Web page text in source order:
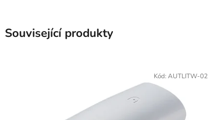
Související produkty
Kód: AUTLITW-02